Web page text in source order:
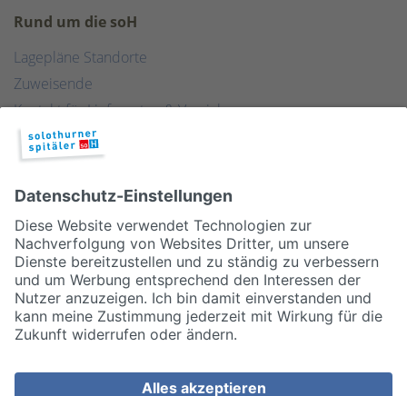
Rund um die soH
Lagepläne Standorte
Zuweisende
Kontakt für Lieferanten & Versicherungen
Zentralwäscherei
HEBSORG
Spital Club